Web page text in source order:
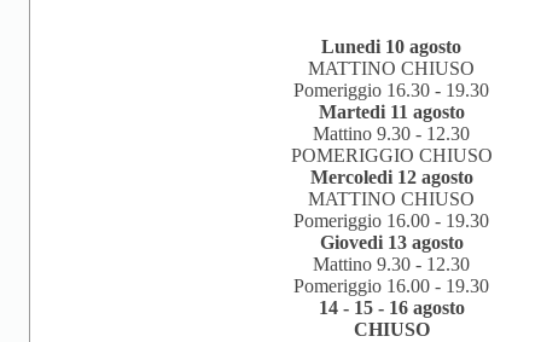
Lunedi 10 agosto
MATTINO CHIUSO
Pomeriggio 16.30 - 19.30
Martedi 11 agosto
Mattino 9.30 - 12.30
POMERIGGIO CHIUSO
Mercoledi 12 agosto
MATTINO CHIUSO
Pomeriggio 16.00 - 19.30
Giovedi 13 agosto
Mattino 9.30 - 12.30
Pomeriggio 16.00 - 19.30
14 - 15 - 16 agosto
CHIUSO